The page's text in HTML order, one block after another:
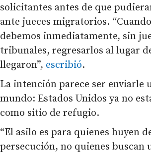
solicitantes antes de que
ante jueces migratorios.
debemos inmediatamente, sin
tribunales, regresarlos al lugar
llegaron”, escribió.
La intención parece ser enviarle
mundo: Estados Unidos ya no
como sitio de refugio.
“El asilo es para quienes huyen
persecución, no quienes buscan